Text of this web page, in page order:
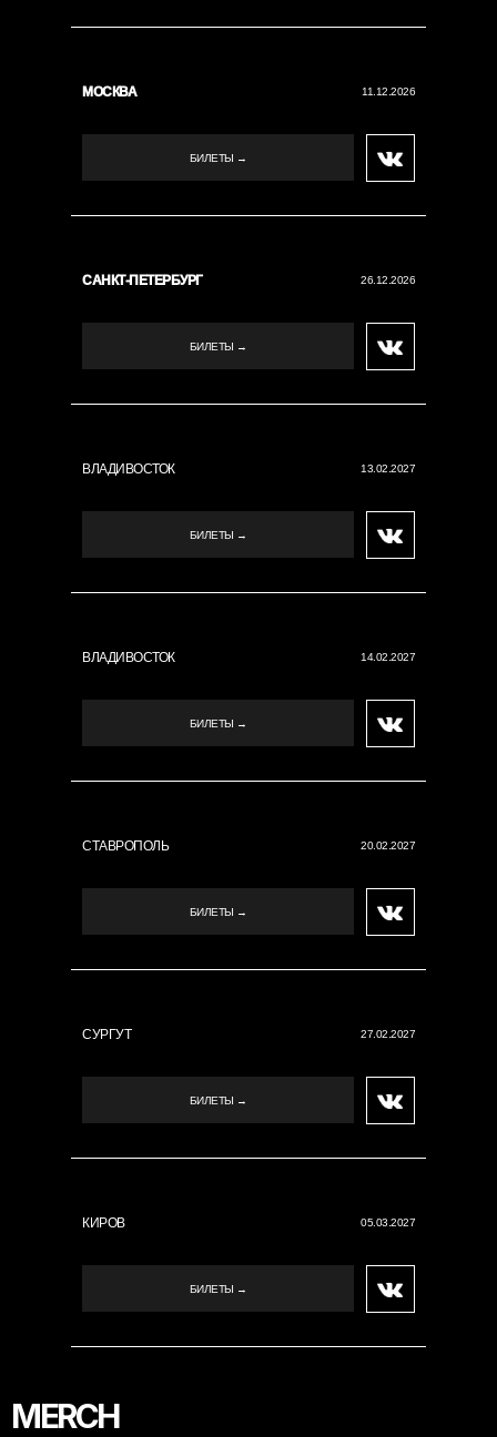
11.12.2026
БИЛЕТЫ →
МОСКВА
26.12.2026
БИЛЕТЫ →
САНКТ-ПЕТЕРБУРГ
13.02.2027
БИЛЕТЫ →
ВЛАДИВОСТОК
14.02.2027
БИЛЕТЫ →
ВЛАДИВОСТОК
20.02.2027
БИЛЕТЫ →
СТАВРОПОЛЬ
27.02.2027
БИЛЕТЫ →
СУРГУТ
05.03.2027
БИЛЕТЫ →
КИРОВ
MERCH